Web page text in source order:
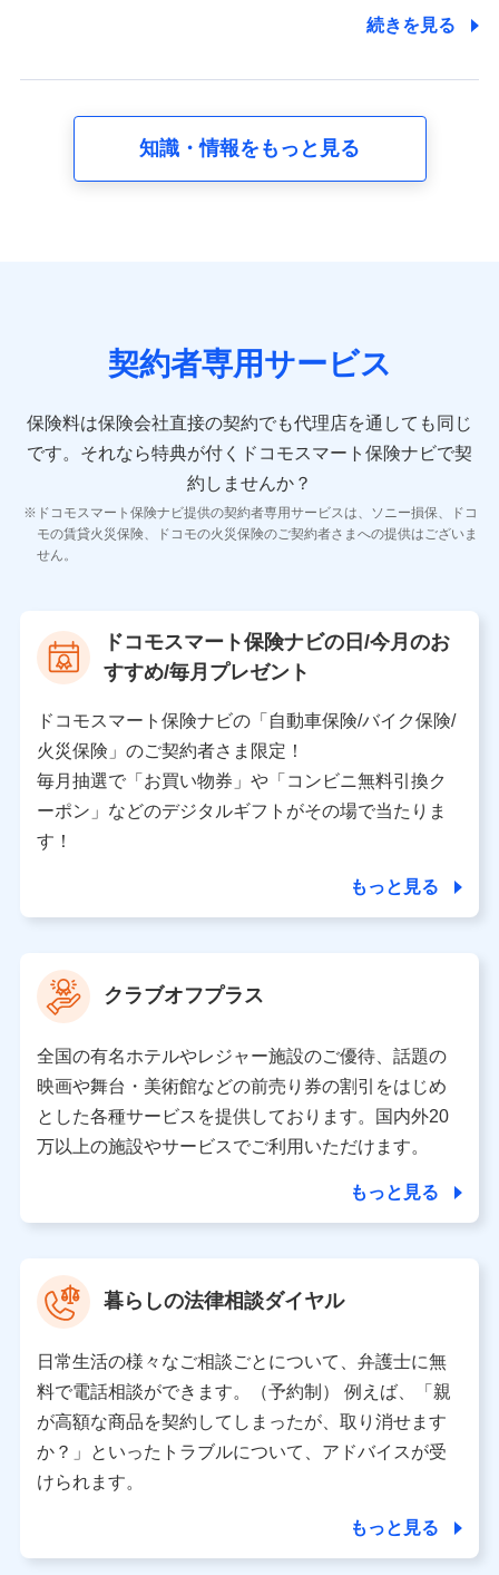
8.取引先個人情報
取引先としての選定業務、営業情報の提供業務、契約締結手
10.受託業務の 個人情報
11.マイカー通勤管理クラウド並びに法人向けASPサー
ビスに関してのお問い合わせ情報
各種お問い合わせに対応するため
当社のサービスに関する情報提供や、皆様に有用なお知らせ
をお送りするため
当社の対応品質向上やお問い合わせ内容の正確な把握のため
個人情報保護管理者の職名、連絡先
〒103-0013 東京都中央区日本橋人形町2-14-10 アー
バンネット日本橋ビル 3F
株式会社ドコモ・インシュアランス
個人情報の第三者提供について
当社は利用目的の達成に必要な範囲内において個人情報
の取り扱いの全部または一部を委託する場合がありま
す。
個人データの共同利用
当社は株式会社NTTドコモとの間で、以下のとおり個
人データを共同利用します。
氏名、電話番号、メールアドレス、お客さまの識別子、属
性、連絡先、dポイントサービスのご利用に関する情報。例
として、dポイントカード番号、性別、年齢、家族構成、住
所、dポイント残高、dポイント利用履歴などが含まれます。
利用情報
当社又は株式会社NTTドコモが提供する各種サービスなどの
ご契約・ご利用などに関する情報。例として、当社又は株式
会社NTTドコモが提供する各種サービスのご契約状態・ご利
用履歴インターネット利用時の行動に関する情報、アプリケ
ーション利用時の行動に関する情報、購入されたサービスや
当社又は株式会社NTTドコモが提供する保険関連サービスに
続きを見る
知識・情報をもっと見る
契約者専用サービス
保険料は保険会社直接の契約でも代理店を通しても同じ
です。 それなら特典が付くドコモスマート保険ナビで契
約しませんか？
ドコモスマート保険ナビ提供の契約者専用サービスは、ソニー損保、ドコ
モの賃貸火災保険、ドコモの火災保険のご契約者さまへの提供はございま
せん。
ドコモスマート保険ナビの日/今月のお
すすめ/毎月プレゼント
ドコモスマート保険ナビの「自動車保険/バイク保険/
火災保険」のご契約者さま限定！
毎月抽選で「お買い物券」や「コンビニ無料引換ク
ーポン」などのデジタルギフトがその場で当たりま
す！
もっと見る
クラブオフプラス
全国の有名ホテルやレジャー施設のご優待、話題の
映画や舞台・美術館などの前売り券の割引をはじめ
とした各種サービスを提供しております。国内外20
万以上の施設やサービスでご利用いただけます。
もっと見る
暮らしの法律相談ダイヤル
日常生活の様々なご相談ごとについて、弁護士に無
料で電話相談ができます。（予約制） 例えば、「親
が高額な商品を契約してしまったが、取り消せます
か？」といったトラブルについて、アドバイスが受
けられます。
もっと見る